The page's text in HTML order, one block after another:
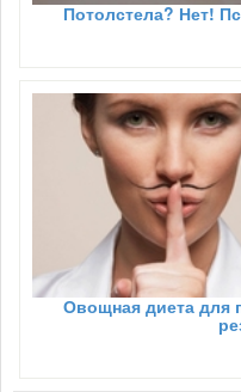
Потолстела? Нет!
Овощная диета для